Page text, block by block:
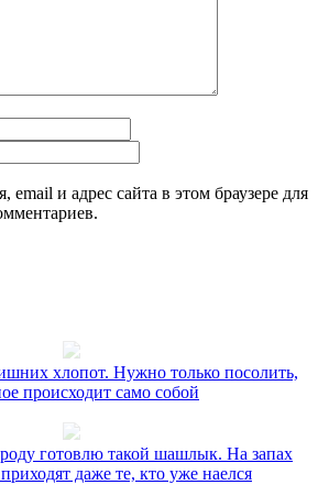
email и адрес сайта в этом браузере для
хлопот. Нужно только посолить,
происходит само собой
готовлю такой шашлык. На запах
даже те, кто уже наелся